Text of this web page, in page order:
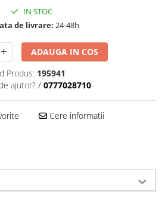
cauciucuri-
antipană
IN STOC
de livrare: 24-48h
ADAUGA IN COS
Produs: 195941
ajutor? / 0777028710
Cere informatii